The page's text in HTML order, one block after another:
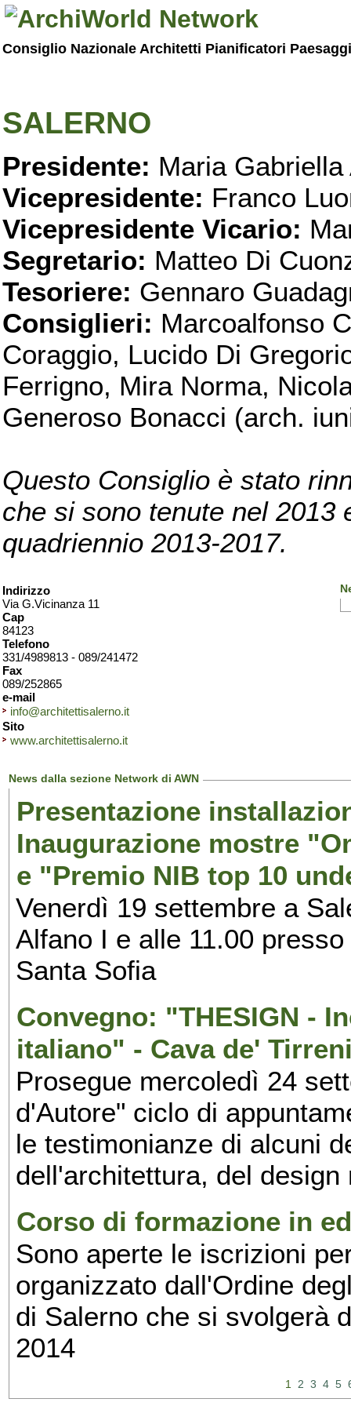
Consiglio Nazionale Architetti Pianificatori
SALERNO
Presidente: Maria Gabriella
Vicepresidente: Franco
Vicepresidente Vicario:
Segretario: Matteo Di
Tesoriere: Gennaro
Consiglieri: Marcoalfonso
Coraggio, Lucido Di
Ferrigno, Mira Norma,
Generoso Bonacci (arch.
Questo Consiglio è stato
che si sono tenute nel 2013
quadriennio 2013-2017.
Indirizzo
Via G.Vicinanza 11
Cap
84123
Telefono
331/4989813 - 089/241472
Fax
089/252865
e-mail
info@architettisalerno.it
Sito
www.architettisalerno.it
News dalla sezione Network di AWN
Presentazione
Inaugurazione mostre
e "Premio NIB top 10
Venerdì 19 settembre a
Alfano I e alle 11.00
Santa Sofia
Convegno: "THESIGN -
italiano" - Cava de'
Prosegue mercoledì 24
d'Autore" ciclo di
le testimonianze di alcuni
dell'architettura, del
Corso di formazione in
Sono aperte le iscrizioni
organizzato dall'Ordine
di Salerno che si svolgerà
2014
1 2 3 4 5